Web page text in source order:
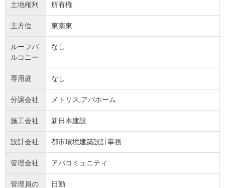
土地権利 所有権
主方位 東南東
ルーフバ
ルコニー
なし
専用庭 なし
分譲会社 メトリス,アパホーム
施工会社 新日本建設
設計会社 都市環境建築設計事務
管理会社 アパコミュニティ
管理員の 日勤